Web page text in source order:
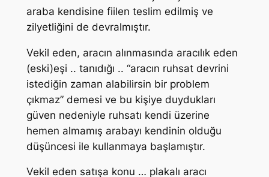
araba kendisine fiilen teslim edilmiş ve
zilyetliğini de devralmıştır.
Vekil eden, aracın alınmasında aracılık eden
(eski)eşi .. tanıdığı .. “aracın ruhsat devrini
istediğin zaman alabilirsin bir problem
çıkmaz” demesi ve bu kişiye duydukları
güven nedeniyle ruhsatı kendi üzerine
hemen almamış arabayı kendinin olduğu
düşüncesi ile kullanmaya başlamıştır.
Vekil eden satışa konu … plakalı aracı